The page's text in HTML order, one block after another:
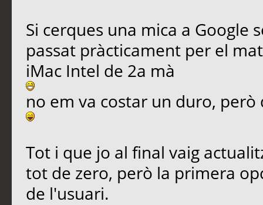
Si cerques una mica a Google
passat pràcticament per el
iMac Intel de 2a mà
no em va costar un duro,
Tot i que jo al final vaig
tot de zero, però la primera
de l'usuari.